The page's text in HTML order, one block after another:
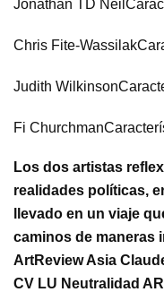
Jonathan TD
Chris Fite-
Judith
Fi
Los dos artistas
realidades políticas,
llevado en un viaje
caminos de maneras
ArtReview Asia
CV LU Neutralidad